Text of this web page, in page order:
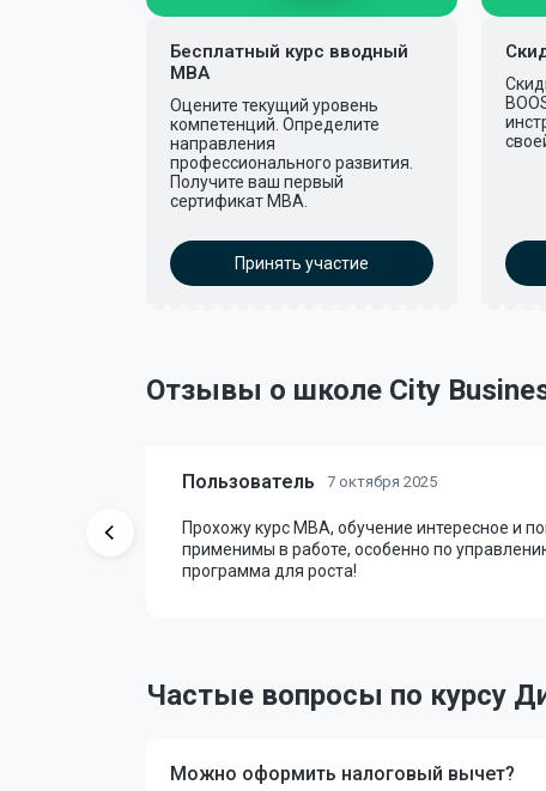
Бесплатный курс вводный
МВА
Оцените текущий уровень
компетенций. Определите
направления
профессионального развития.
Получите ваш первый
сертификат МВA.
Принять участие
Отзывы о школе City
Пользователь 7 октября 2025
Прохожу курс MBA, обучение интересное и
применимы в работе, особенно по
программа для роста!
Частые вопросы по курсу
Можно оформить налоговый вычет?